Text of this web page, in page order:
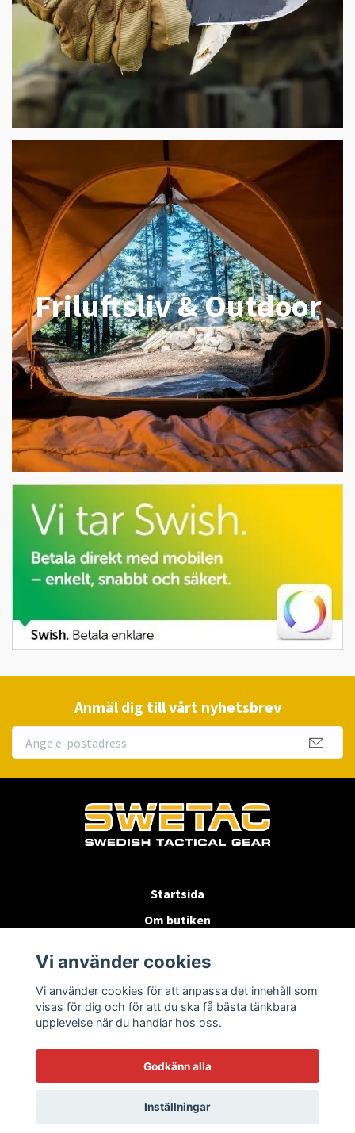
Friluftsliv & Outdoor
Anmäl dig till vårt nyhetsbrev
Startsida
Om butiken
Byten & Returer
Kontakta oss
Vi använder cookies
Vi använder cookies för att anpassa det innehåll som
visas för dig och för att du ska få bästa tänkbara
upplevelse när du handlar hos oss.
Godkänn alla
Inställningar